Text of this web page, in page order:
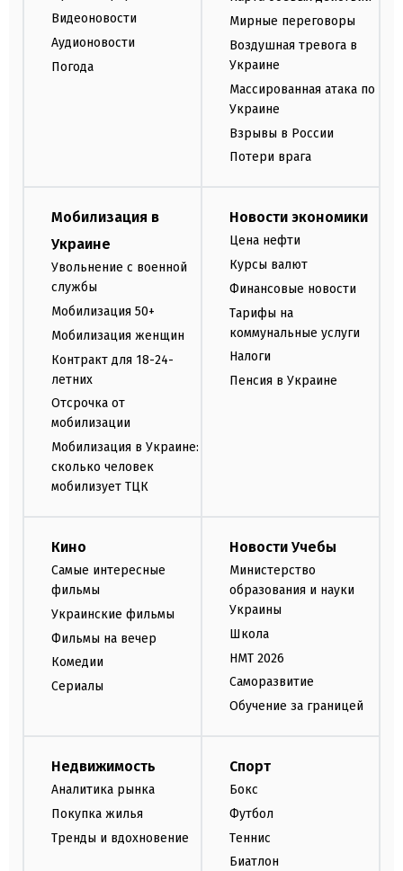
Видеоновости
Аудионовости
Погода
Мирные переговоры
Воздушная тревога в
Украине
Массированная атака по
Украине
Взрывы в России
Потери врага
Мобилизация в
Украине
Увольнение с военной
службы
Мобилизация 50+
Мобилизация женщин
Контракт для 18-24-
летних
Отсрочка от
мобилизации
Мобилизация в Украине:
сколько человек
мобилизует ТЦК
Новости экономики
Цена нефти
Курсы валют
Финансовые новости
Тарифы на
коммунальные услуги
Налоги
Пенсия в Украине
Кино
Самые интересные
фильмы
Украинские фильмы
Фильмы на вечер
Комедии
Сериалы
Новости Учебы
Министерство
образования и науки
Украины
Школа
НМТ 2026
Саморазвитие
Обучение за границей
Недвижимость
Аналитика рынка
Покупка жилья
Тренды и вдохновение
Спорт
Бокс
Футбол
Теннис
Биатлон